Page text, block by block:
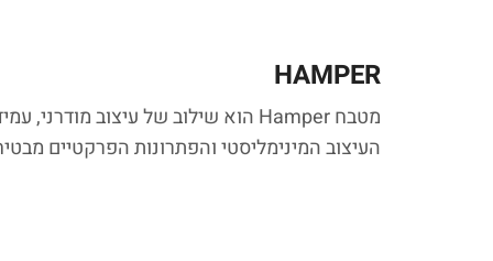
HAMPER
מטבח Hamper הוא שילוב של עיצוב מודרני, עמידות וארגונומיה. הגוונים החמים בגימור עץ, יחד עם לבן מבריק, יוצרים חלל הרמוני ונעים.
העיצוב המינימליסטי והפתרונות הפרקטיים